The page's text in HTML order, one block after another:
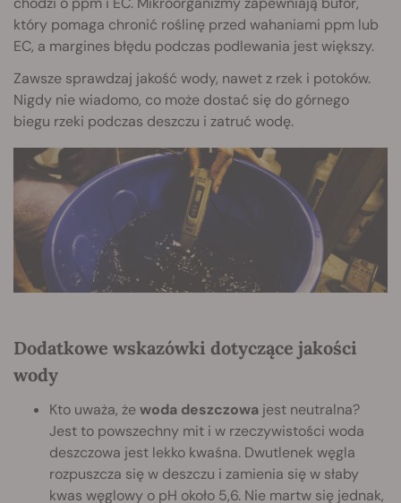
który pomaga chronić roślinę przed wahaniami ppm lub
EC, a margines błędu podczas podlewania jest większy.
Zawsze sprawdzaj jakość wody, nawet z rzek i potoków.
Nigdy nie wiadomo, co może dostać się do górnego
biegu rzeki podczas deszczu i zatruć wodę.
Dodatkowe wskazówki dotyczące jakości
wody
Kto uważa, żewoda deszczowa jest neutralna?
Jest to powszechny mit i w rzeczywistości woda
deszczowa jest lekko kwaśna. Dwutlenek węgla
rozpuszcza się w deszczu i zamienia się w słaby
kwas węglowy o pH około 5,6. Nie martw się jednak,